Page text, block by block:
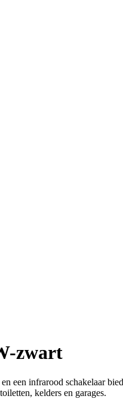
zwart
infrarood schakelaar
kelders en garages.